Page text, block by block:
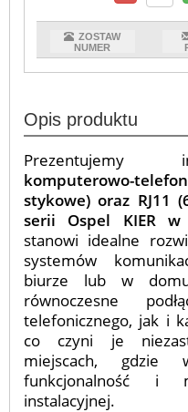
ZOSTAW
NUMER
Opis produktu
Prezentujemy
komputerowo-
stykowe) oraz RJ11
serii Ospel KIER w
stanowi idealne
systemów
biurze lub w
równoczesne
telefonicznego, jak i
co czyni je
miejscach, gdzie
funkcjonalność i
instalacyjnej.